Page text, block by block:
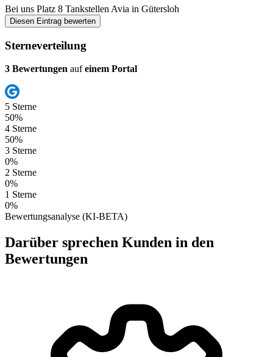
Bei uns Platz 8 Tankstellen Avia in Gütersloh
Diesen Eintrag bewerten
Sterneverteilung
3 Bewertungen aufeinem Portal
5 Sterne
50%
4 Sterne
50%
3 Sterne
0%
2 Sterne
0%
1 Sterne
0%
Bewertungsanalyse (KI-BETA)
Darüber sprechen Kunden in den
Bewertungen